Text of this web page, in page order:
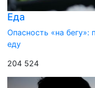
Еда
Опасность «на бегу»:
еду
204 524